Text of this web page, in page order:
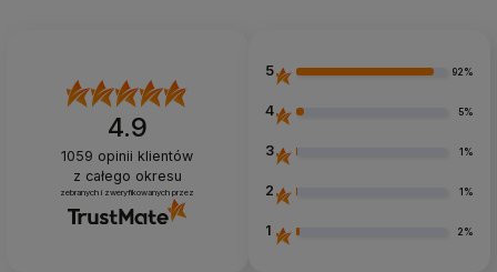
4.9
1059 opinii klientów
z całego okresu
zebranych i zweryfikowanych przez
5 92%
4 5%
3 1%
2 1%
1 2%